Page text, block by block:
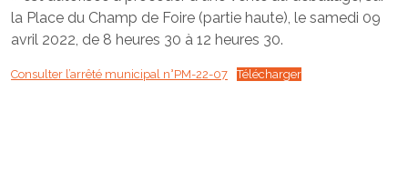
la Place du Champ de Foire (partie haute), le samedi 09
avril 2022, de 8 heures 30 à 12 heures 30.
Consulter l’arrêté municipal n°PM-22-07 Télécharger